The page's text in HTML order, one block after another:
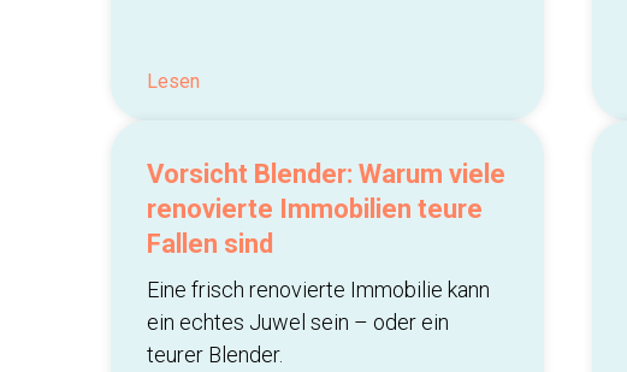
Lesen
Vorsicht Blender: Warum viele
renovierte Immobilien teure
Fallen sind
Eine frisch renovierte Immobilie kann
ein echtes Juwel sein – oder ein
teurer Blender.